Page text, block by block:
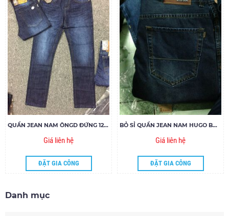
QUẦN JEAN NAM ÔNGD ĐỨNG 12614
Giá liên hệ
ĐẶT GIA CÔNG
BỎ SỈ QUẦN JEAN NAM HUGO BOSS 016
Giá liên hệ
ĐẶT GIA CÔNG
Danh mục